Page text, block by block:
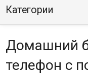
Категории
Домашний
телефон с